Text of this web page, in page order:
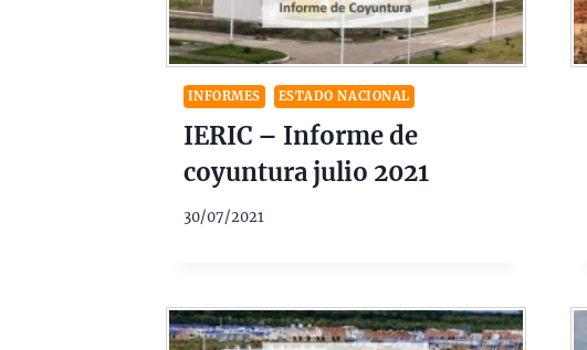
INFORMES ESTADO NACIONAL
IERIC – Informe de
coyuntura julio 2021
30/07/2021